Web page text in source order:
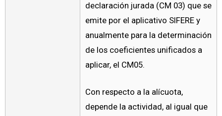
declaración jurada (CM 03) que se
emite por el aplicativo SIFERE y
anualmente para la determinación
de los coeficientes unificados a
aplicar, el CM05.
Con respecto a la alícuota,
depende la actividad, al igual que